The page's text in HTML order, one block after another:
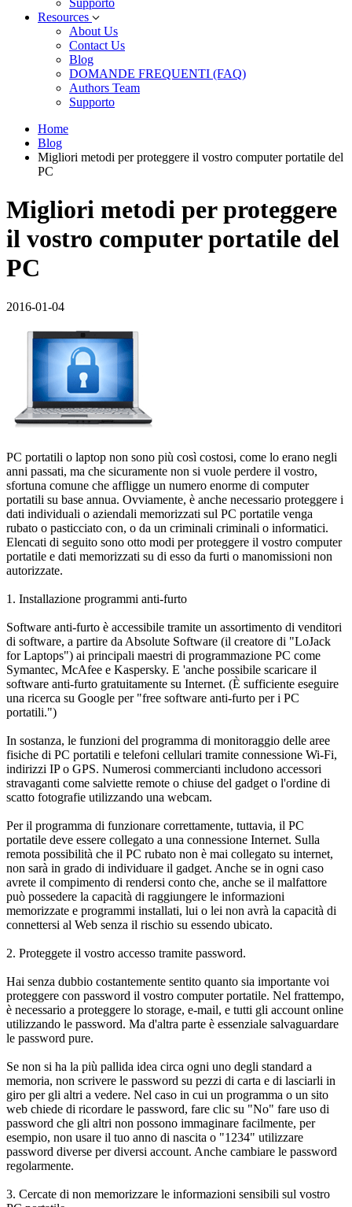
Supporto
Resources
About Us
Contact Us
Blog
DOMANDE FREQUENTI (FAQ)
Authors Team
Supporto
Home
Blog
Migliori metodi per proteggere il vostro computer portatile del
PC
Migliori metodi per proteggere
il vostro computer portatile del
PC
2016-01-04
PC portatili o laptop non sono più così costosi, come lo erano negli
anni passati, ma che sicuramente non si vuole perdere il vostro,
sfortuna comune che affligge un numero enorme di computer
portatili su base annua. Ovviamente, è anche necessario proteggere i
dati individuali o aziendali memorizzati sul PC portatile venga
rubato o pasticciato con, o da un criminali criminali o informatici.
Elencati di seguito sono otto modi per proteggere il vostro computer
portatile e dati memorizzati su di esso da furti o manomissioni non
autorizzate.
1. Installazione programmi anti-furto
Software anti-furto è accessibile tramite un assortimento di venditori
di software, a partire da Absolute Software (il creatore di "LoJack
for Laptops") ai principali maestri di programmazione PC come
Symantec, McAfee e Kaspersky. E 'anche possibile scaricare il
software anti-furto gratuitamente su Internet. (È sufficiente eseguire
una ricerca su Google per "free software anti-furto per i PC
portatili.")
In sostanza, le funzioni del programma di monitoraggio delle aree
fisiche di PC portatili e telefoni cellulari tramite connessione Wi-Fi,
indirizzi IP o GPS. Numerosi commercianti includono accessori
stravaganti come salviette remote o chiuse del gadget o l'ordine di
scatto fotografie utilizzando una webcam.
Per il programma di funzionare correttamente, tuttavia, il PC
portatile deve essere collegato a una connessione Internet. Sulla
remota possibilità che il PC rubato non è mai collegato su internet,
non sarà in grado di individuare il gadget. Anche se in ogni caso
avrete il compimento di rendersi conto che, anche se il malfattore
può possedere la capacità di raggiungere le informazioni
memorizzate e programmi installati, lui o lei non avrà la capacità di
connettersi al Web senza il rischio su essendo ubicato.
2. Proteggete il vostro accesso tramite password.
Hai senza dubbio costantemente sentito quanto sia importante voi
proteggere con password il vostro computer portatile. Nel frattempo,
è necessario a proteggere lo storage, e-mail, e tutti gli account online
utilizzando le password. Ma d'altra parte è essenziale salvaguardare
le password pure.
Se non si ha la più pallida idea circa ogni uno degli standard a
memoria, non scrivere le password su pezzi di carta e di lasciarli in
giro per gli altri a vedere. Nel caso in cui un programma o un sito
web chiede di ricordare le password, fare clic su "No" fare uso di
password che gli altri non possono immaginare facilmente, per
esempio, non usare il tuo anno di nascita o "1234" utilizzare
password diverse per diversi account. Anche cambiare le password
regolarmente.
3. Cercate di non memorizzare le informazioni sensibili sul vostro